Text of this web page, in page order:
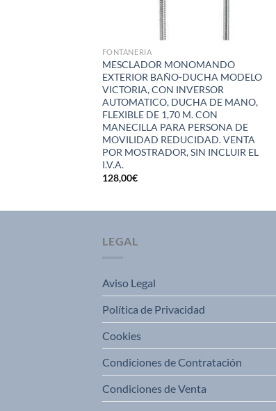
FONTANERIA
MESCLADOR MONOMANDO
EXTERIOR BAÑO-DUCHA MODELO
VICTORIA, CON INVERSOR
AUTOMATICO, DUCHA DE MANO,
FLEXIBLE DE 1,70 M. CON
MANECILLA PARA PERSONA DE
MOVILIDAD REDUCIDAD. VENTA
POR MOSTRADOR, SIN INCLUIR EL
I.V.A.
128,00€
LEGAL
Aviso Legal
Política de Privacidad
Cookies
Condiciones de Contratación
Condiciones de Venta